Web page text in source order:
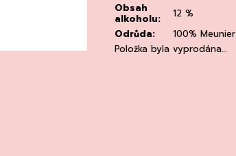
Obsah
alkoholu:
12 %
Odrůda:
100% Meunier
Položka byla vyprodána…